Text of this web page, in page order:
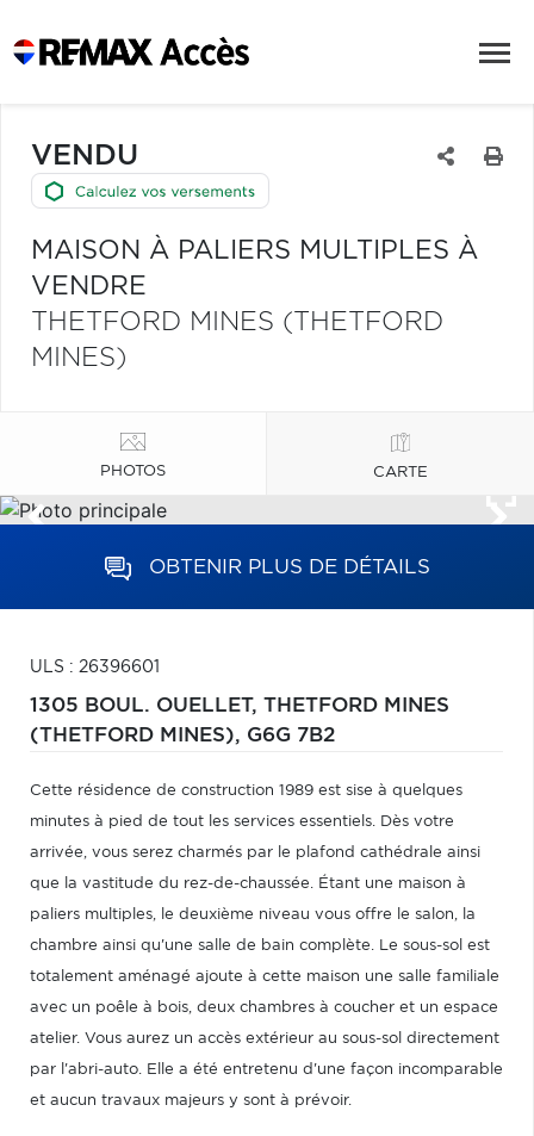
VENDU
MAISON À PALIERS MULTIPLES À
VENDRE
THETFORD MINES (THETFORD
MINES)
PHOTOS CARTE
OBTENIR PLUS DE DÉTAILS
ULS : 26396601
1305 BOUL. OUELLET, THETFORD MINES
(THETFORD MINES), G6G 7B2
Cette résidence de construction 1989 est sise à quelques
minutes à pied de tout les services essentiels. Dès votre
arrivée, vous serez charmés par le plafond cathédrale ainsi
que la vastitude du rez-de-chaussée. Étant une maison à
paliers multiples, le deuxième niveau vous offre le salon, la
chambre ainsi qu'une salle de bain complète. Le sous-sol est
totalement aménagé ajoute à cette maison une salle familiale
avec un poêle à bois, deux chambres à coucher et un espace
atelier. Vous aurez un accès extérieur au sous-sol directement
par l'abri-auto. Elle a été entretenu d'une façon incomparable
et aucun travaux majeurs y sont à prévoir.